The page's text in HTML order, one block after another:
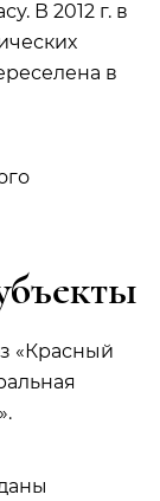
В 2012 г. в
в
«Красный